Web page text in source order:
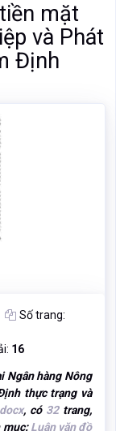
mặt
và Phát
Định
Số trang:
16
Ngân hàng Nông
thực trạng và
docx, có 32trang,
mục:Luận văn đồ